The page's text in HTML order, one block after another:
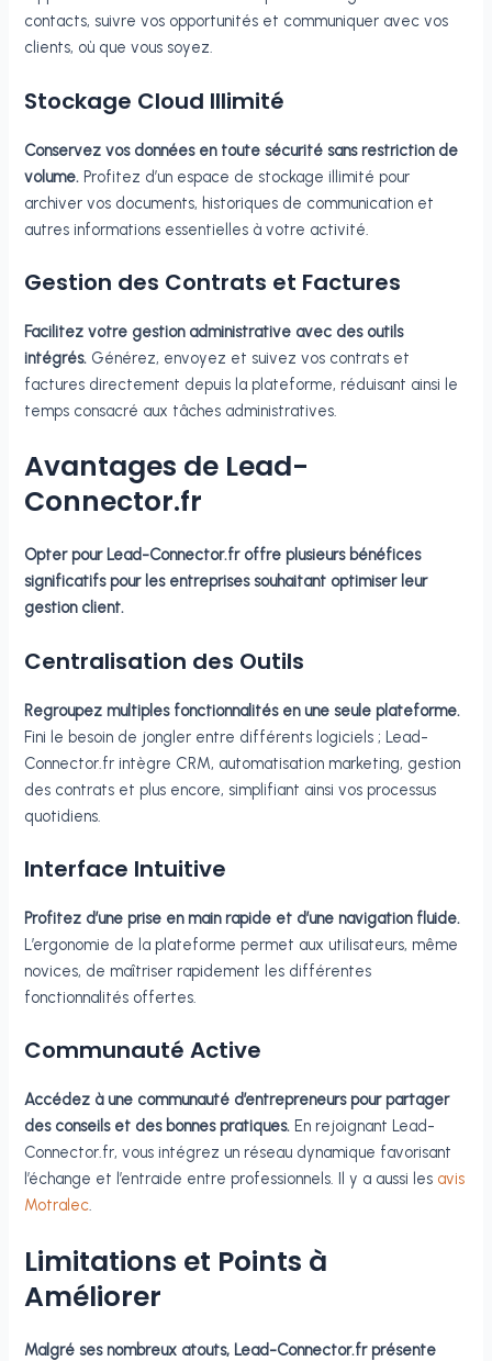
contacts, suivre vos opportunités et communiquer avec vos
clients, où que vous soyez.
Stockage Cloud Illimité
Conservez vos données en toute sécurité sans restriction de
volume. Profitez d’un espace de stockage illimité pour
archiver vos documents, historiques de communication et
autres informations essentielles à votre activité.
Gestion des Contrats et Factures
Facilitez votre gestion administrative avec des outils
intégrés. Générez, envoyez et suivez vos contrats et
factures directement depuis la plateforme, réduisant ainsi le
temps consacré aux tâches administratives.
Avantages de Lead-
Connector.fr
Opter pour Lead-Connector.fr offre plusieurs bénéfices
significatifs pour les entreprises souhaitant optimiser leur
gestion client.
Centralisation des Outils
Regroupez multiples fonctionnalités en une seule plateforme.
Fini le besoin de jongler entre différents logiciels ; Lead-
Connector.fr intègre CRM, automatisation marketing, gestion
des contrats et plus encore, simplifiant ainsi vos processus
quotidiens.
Interface Intuitive
Profitez d’une prise en main rapide et d’une navigation fluide.
L’ergonomie de la plateforme permet aux utilisateurs, même
novices, de maîtriser rapidement les différentes
fonctionnalités offertes.
Communauté Active
Accédez à une communauté d’entrepreneurs pour partager
des conseils et des bonnes pratiques. En rejoignant Lead-
Connector.fr, vous intégrez un réseau dynamique favorisant
l’échange et l’entraide entre professionnels. Il y a aussi les avis
Motralec.
Limitations et Points à
Améliorer
Malgré ses nombreux atouts, Lead-Connector.fr présente